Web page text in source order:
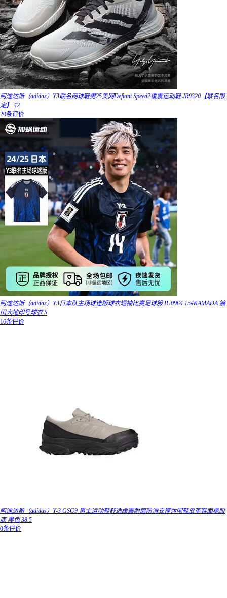
阿迪达斯（adidas）Y3联名网球鞋男25美网Defiant Speed2缓震运动鞋 JR9320【联名限
定】 42
20条评价
阿迪达斯（adidas）Y3日本队主场球迷版球衣短袖比赛足球服 IU0964 15#KAMADA 镰
田大地印号球衣 S
16条评价
阿迪达斯（adidas）Y-3 GSG9 男士运动鞋舒适缓震耐磨防滑支撑休闲鞋皮革鞋面橡胶
底 黑色 38.5
0条评价